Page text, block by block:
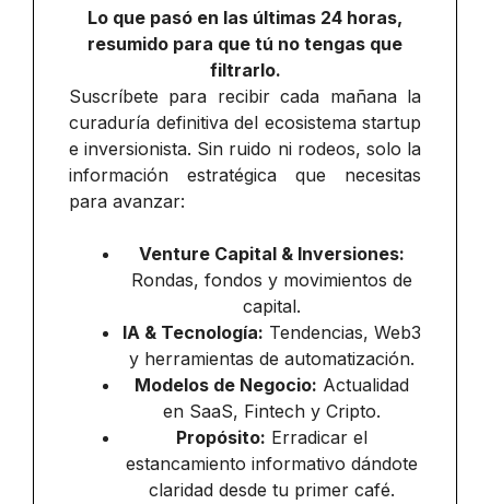
Lo que pasó en las últimas 24 horas,
resumido para que tú no tengas que
filtrarlo.
Suscríbete para recibir cada mañana la
curaduría definitiva del ecosistema startup
e inversionista. Sin ruido ni rodeos, solo la
información estratégica que necesitas
para avanzar:
Venture Capital & Inversiones:
Rondas, fondos y movimientos de
capital.
IA & Tecnología: Tendencias, Web3
y herramientas de automatización.
Modelos de Negocio: Actualidad
en SaaS, Fintech y Cripto.
Propósito: Erradicar el
estancamiento informativo dándote
claridad desde tu primer café.